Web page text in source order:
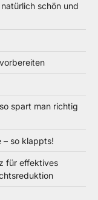
schön und
spart man richtig
– so klappts!
für effektives